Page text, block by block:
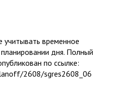
временное
дня. Полный
по ссылке:
2608/sgres2608_06